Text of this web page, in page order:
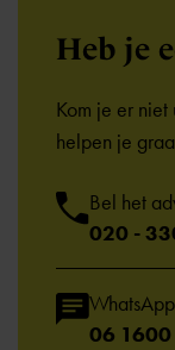
Heb je
Kom je er
helpen je
Bel het
020 -
06